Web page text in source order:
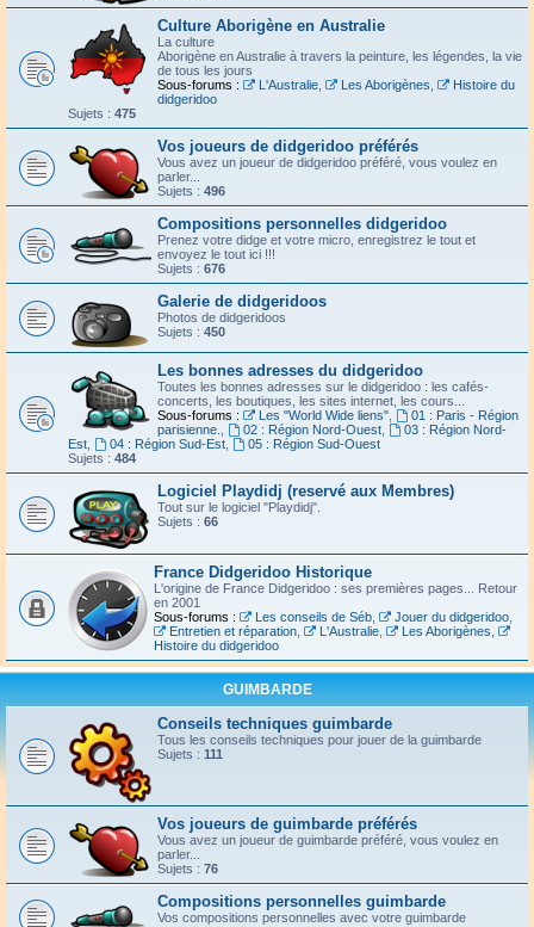
Culture Aborigène en Australie
La culture
Aborigène en Australie à travers la peinture, les légendes, la vie
de tous les jours
Sous-forums :
L'Australie, Les Aborigènes
Histoire du
didgeridoo
Sujets : 475
Vos joueurs de didgeridoo préférés
Vous avez un joueur de didgeridoo préféré, vous voulez en
parler...
Sujets : 496
Compositions personnelles didgeridoo
Prenez votre didge et votre micro, enregistrez le tout et
envoyez le tout ici !!!
Sujets : 676
Galerie de didgeridoos
Photos de didgeridoos
Sujets : 450
Les bonnes adresses du didgeridoo
Toutes les bonnes adresses sur le didgeridoo : les cafés-
concerts, les boutiques, les sites internet, les cours...
Sous-forums :
Les "World Wide liens",
01 : Paris - Région
parisienne.
02 : Région Nord-Ouest,
03 : Région Nord-
Est
04 : Région Sud-Est,
05 : Région Sud-Ouest
Sujets : 484
Logiciel Playdidj (reservé aux Membres)
Tout sur le logiciel "Playdidj".
Sujets : 66
France Didgeridoo Historique
L'origine de France Didgeridoo : ses premières pages... Retour
en 2001
Sous-forums :
Les conseils de Séb, Jouer du didgeridoo,
Entretien et réparation, L'Australie, Les Aborigènes
Histoire du didgeridoo
GUIMBARDE
Conseils techniques guimbarde
Tous les conseils techniques pour jouer de la guimbarde
Sujets : 111
Vos joueurs de guimbarde préférés
Vous avez un joueur de guimbarde préféré, vous voulez en
parler...
Sujets : 76
Compositions personnelles guimbarde
Vos compositions personnelles avec votre guimbarde